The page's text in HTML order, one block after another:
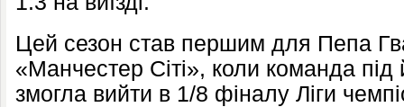
Цей сезон став першим для Пепа
«Манчестер Сіті», коли команда під
змогла вийти в 1/8 фіналу Ліги